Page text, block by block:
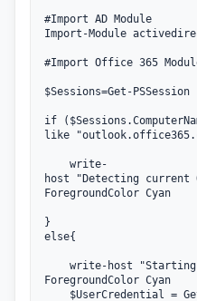
#Import AD Module
Import-Module
#Import Office 365
$Sessions=Get-PSSession
if
like
write-
host "Detecting
ForegroundColor Cyan
}
else{
write-host "Starting
ForegroundColor Cyan
$UserCredential =